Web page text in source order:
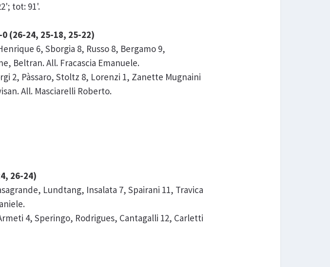
tot: 91'.
0 (26-24, 25-18, 25-22)
6, Sborgia 8, Russo 8, Bergamo 9,
Beltran. All. Fracascia Emanuele.
2, Pàssaro, Stoltz 8, Lorenzi 1, Zanette Mugnaini
All. Masciarelli Roberto.
26-24)
Lundtang, Insalata 7, Spairani 11, Travica
4, Speringo, Rodrigues, Cantagalli 12, Carletti